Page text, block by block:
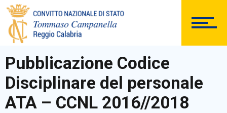
DOCUMENTAZIONE
Pubblicazione Codice
Disciplinare del personale
ATA – CCNL 2016//2018